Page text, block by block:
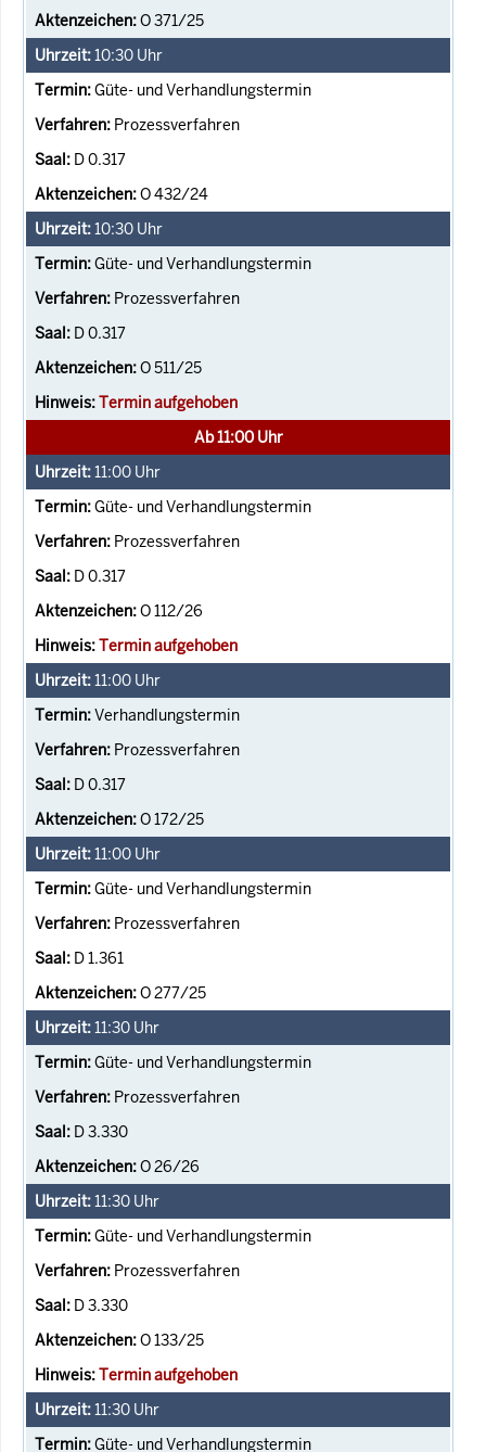
O 371/25
10:30 Uhr
Güte- und Verhandlungstermin
Prozessverfahren
D 0.317
O 432/24
10:30 Uhr
Güte- und Verhandlungstermin
Prozessverfahren
D 0.317
O 511/25
Termin aufgehoben
Ab 11:00 Uhr
11:00 Uhr
Güte- und Verhandlungstermin
Prozessverfahren
D 0.317
O 112/26
Termin aufgehoben
11:00 Uhr
Verhandlungstermin
Prozessverfahren
D 0.317
O 172/25
11:00 Uhr
Güte- und Verhandlungstermin
Prozessverfahren
D 1.361
O 277/25
11:30 Uhr
Güte- und Verhandlungstermin
Prozessverfahren
D 3.330
O 26/26
11:30 Uhr
Güte- und Verhandlungstermin
Prozessverfahren
D 3.330
O 133/25
Termin aufgehoben
11:30 Uhr
Güte- und Verhandlungstermin